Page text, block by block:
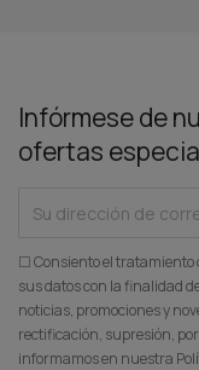
Infórmese de
ofertas
☐ Consiento el tratamiento
sus datos con la finalidad
noticias, promociones y
rectificación, supresión,
informamos en nuestra